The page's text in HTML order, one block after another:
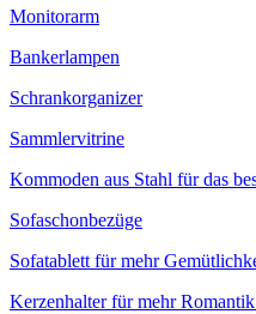
Monitorarm
Bankerlampen
Schrankorganizer
Sammlervitrine
Kommoden aus Stahl für das
Sofaschonbezüge
Sofatablett für mehr
Kerzenhalter für mehr